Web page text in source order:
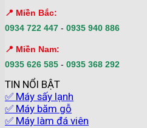
📍 Miền Bắc:
0934 722 447 - 0935 940 886
📍 Miền Nam:
0935 626 585 - 0935 368 292
TIN NỔI BẬT
✅ Máy sấy lạnh
✅ Máy băm gỗ
✅ Máy làm đá viên